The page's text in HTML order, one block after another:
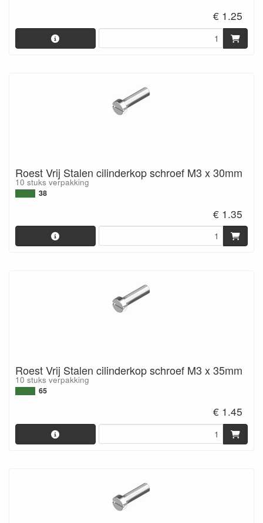
€ 1.25
Roest Vrij Stalen cilinderkop schroef M3 x 30mm
10 stuks verpakking
38
€ 1.35
Roest Vrij Stalen cilinderkop schroef M3 x 35mm
10 stuks verpakking
65
€ 1.45